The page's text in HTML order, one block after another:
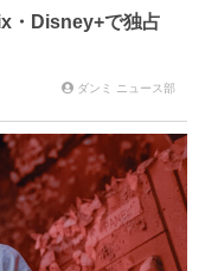
・Disney+で独占
ダンミ ニュース部